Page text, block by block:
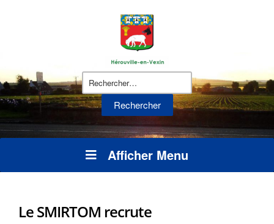
Rechercher :
Afficher Menu
Le SMIRTOM recrute